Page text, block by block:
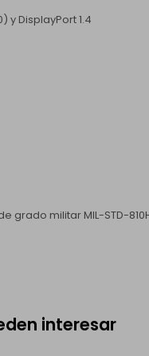
y DisplayPort 1.4
grado militar MIL-STD-
interesar